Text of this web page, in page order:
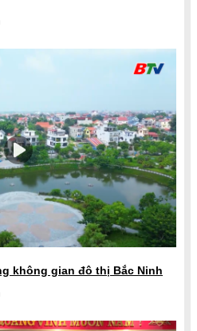
không gian đô thị Bắc Ninh